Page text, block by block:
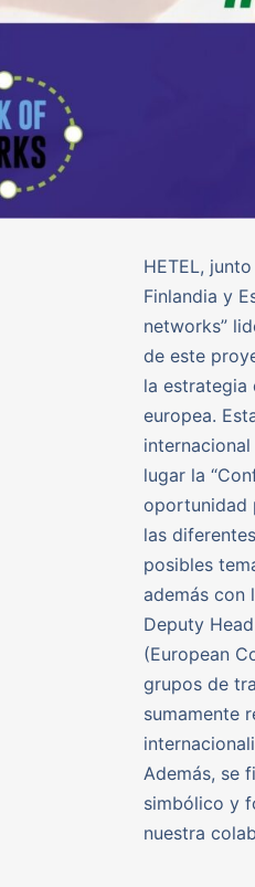
HETEL,
Finlandia y
networks”
de este
la
europea.
lugar la
oportunidad
las
posibles
además con
Deputy
(European
grupos de
sumamente
Además, se
simbólico y
nuestra